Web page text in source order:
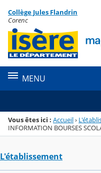
Menu de la rubrique
Contenu
Collège Jules Flandrin
Corenc
MENU
Vous êtes ici : Accueil›
INFORMATION BOURSES
L'établissement